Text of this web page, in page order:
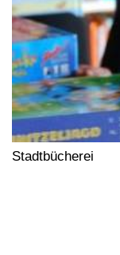
Stadtbücherei